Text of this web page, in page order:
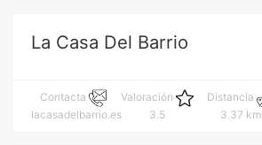
La Casa Del Barrio
Contacta
lacasadelbarrio.es
Valoración
3.5
Distancia
3.37 km